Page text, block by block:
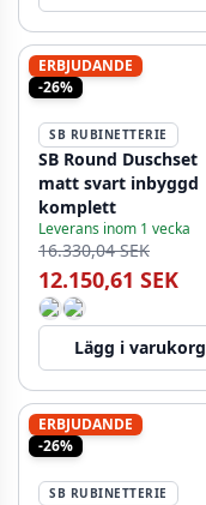
ERBJUDANDE
-26%
SB RUBINETTERIE
SB Round Duschset
matt svart inbyggd
komplett
Leverans inom 1 vecka
16.330,04 SEK
12.150,61 SEK
Lägg i varukorg
ERBJUDANDE
-26%
SB RUBINETTERIE